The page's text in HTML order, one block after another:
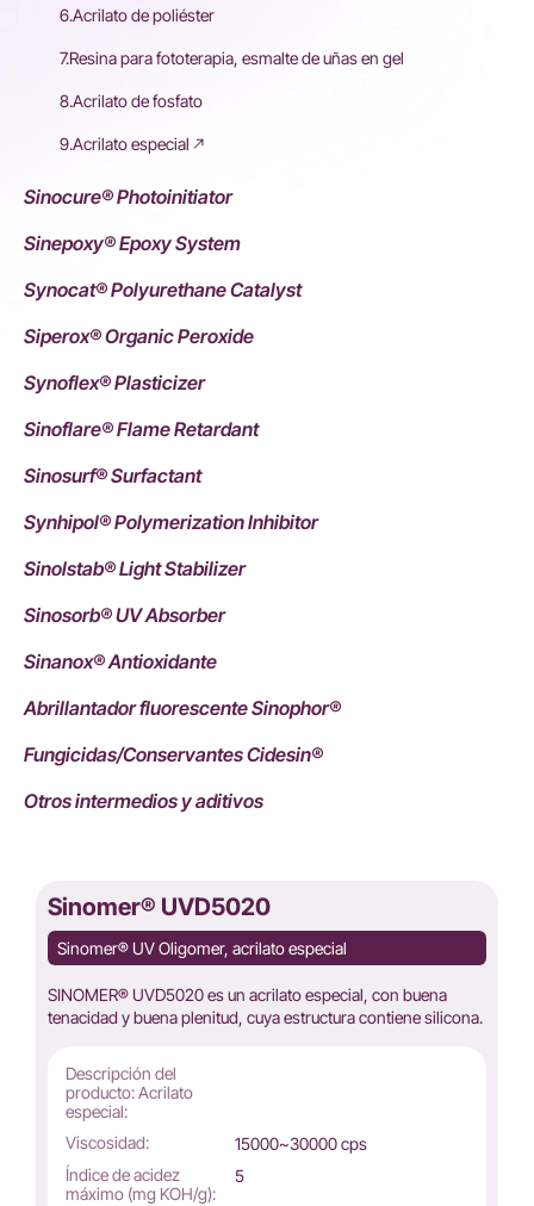
6.Acrilato de poliéster
7.Resina para fototerapia, esmalte de uñas en gel
8.Acrilato de fosfato
9.Acrilato especial
Sinocure® Photoinitiator
Sinepoxy® Epoxy System
Synocat® Polyurethane Catalyst
Siperox® Organic Peroxide
Synoflex® Plasticizer
Sinoflare® Flame Retardant
Sinosurf® Surfactant
Synhipol® Polymerization Inhibitor
Sinolstab® Light Stabilizer
Sinosorb® UV Absorber
Sinanox® Antioxidante
Abrillantador fluorescente Sinophor®
Fungicidas/Conservantes Cidesin®
Otros intermedios y aditivos
Sinomer® UVD5020
Sinomer® UV Oligomer, acrilato especial
SINOMER® UVD5020 es un acrilato especial, con buena
tenacidad y buena plenitud, cuya estructura contiene silicona.
Descripción del
producto: Acrilato
especial:
Viscosidad:
15000~30000 cps
Índice de acidez
máximo (mg KOH/g):
5